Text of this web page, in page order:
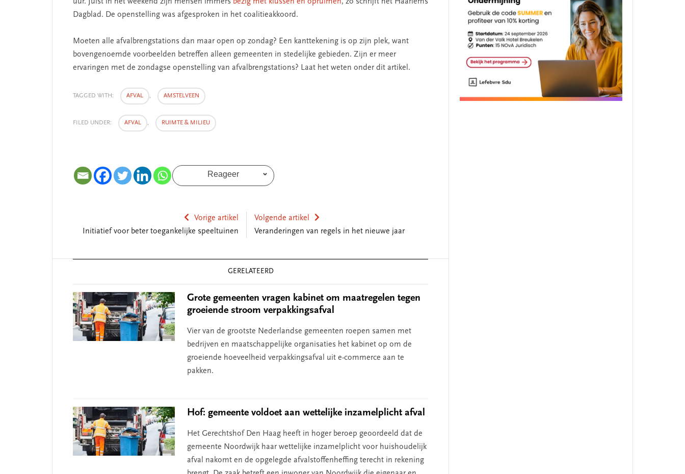
uur. Juist in het weekend zijn mensen immers bezig met klussen en opruimen, zo schrijft het Haarlems
Dagblad. De openstelling was afgesproken in het coalitieakkoord.
Moeten alle afvalbrengstations dan maar open op zondag? Een kanttekening is op zijn plek, want
bovengenoemde voorbeelden betreffen alleen gemeenten in stedelijke gebieden. Zijn er meer
ervaringen met de zondagse openstelling van afvalbrengstations? Laat het weten onder dit artikel.
TAGGED WITH: AFVAL , AMSTELVEEN
FILED UNDER: AFVAL , RUIMTE & MILIEU
Reageer
Vorige artikel
Initiatief voor beter toegankelijke speeltuinen
Volgende artikel
Veranderingen van regels in het nieuwe jaar
GERELATEERD
Grote gemeenten vragen kabinet om maatregelen tegen
groeiende stroom verpakkingsafval
Vier van de grootste Nederlandse gemeenten roepen samen met
bedrijven en maatschappelijke organisaties het kabinet op om de
groeiende hoeveelheid verpakkingsafval uit e-commerce aan te
pakken.
Hof: gemeente voldoet aan wettelijke inzamelplicht afval
Het Gerechtshof Den Haag heeft in hoger beroep geoordeeld dat de
gemeente Noordwijk haar wettelijke inzamelplicht voor huishoudelijk
afval nakomt en de opgelegde afvalstoffenheffing terecht in rekening